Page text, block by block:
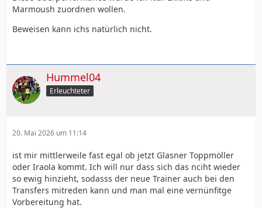
Marmoush zuordnen wollen.
Beweisen kann ichs natürlich nicht.
Hummel04
Erleuchteter
20. Mai 2026 um 11:14
ist mir mittlerweile fast egal ob jetzt Glasner Toppmöller
oder Iraola kommt. Ich will nur dass sich das nciht wieder
so ewig hinzieht, sodasss der neue Trainer auch bei den
Transfers mitreden kann und man mal eine vernünfitge
Vorbereitung hat.